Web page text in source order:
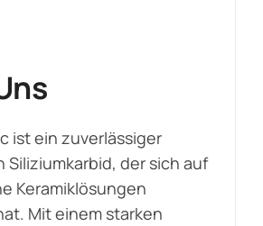
ist ein zuverlässiger
Siliziumkarbid, der sich auf
Keramiklösungen
Mit einem starken